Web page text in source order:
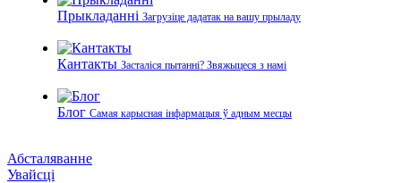
Прыкладанні Загрузіце дадатак на вашу прыладу
Кантакты Засталіся пытанні? Звяжыцеся з намі
Блог Самая карысная інфармацыя ў адным месцы
Абсталяванне
Увайсці